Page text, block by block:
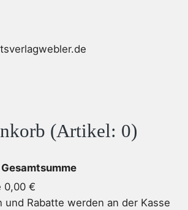
(Artikel: 0)
Gesamtsumme
0,00 €
und Rabatte werden an der Kasse